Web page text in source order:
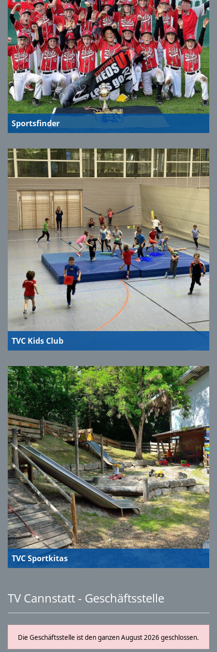
Sportsfinder
TVC Kids Club
TVC Sportkitas
TV Cannstatt - Geschäftsstelle
Die Geschäftsstelle ist den ganzen August 2026 geschlossen.